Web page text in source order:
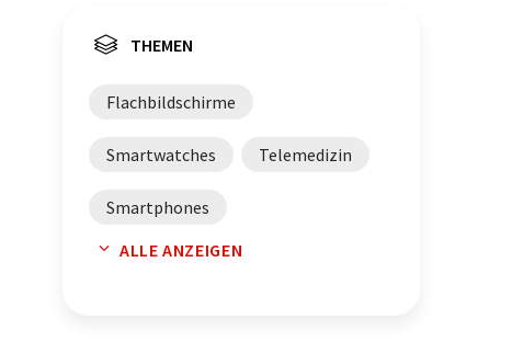
THEMEN
Flachbildschirme
Smartwatches Telemedizin
Smartphones
Bewegungsmelder
ALLE ANZEIGEN